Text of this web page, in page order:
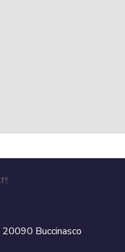
Buccinasco